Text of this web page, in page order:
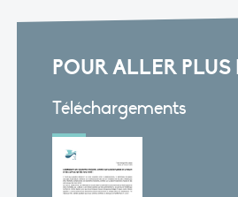
POUR ALLER
Téléchargements